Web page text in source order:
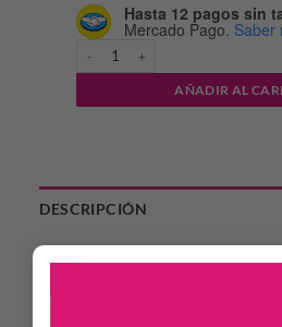
Hasta 12 pagos sin
Mercado Pago. Saber
MAYBELLIN NY LIFTER GLAZE
AÑADIR AL
DESCRIPCIÓN
INFORMACIÓN ADICIONAL